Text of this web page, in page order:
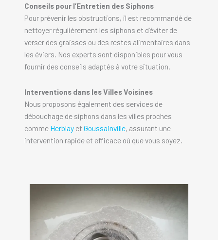
Conseils pour l’Entretien des Siphons
Pour prévenir les obstructions, il est recommandé de
nettoyer régulièrement les siphons et d’éviter de
verser des graisses ou des restes alimentaires dans
les éviers. Nos experts sont disponibles pour vous
fournir des conseils adaptés à votre situation.
Interventions dans les Villes Voisines
Nous proposons également des services de
débouchage de siphons dans les villes proches
comme Herblay et Goussainville, assurant une
intervention rapide et efficace où que vous soyez.